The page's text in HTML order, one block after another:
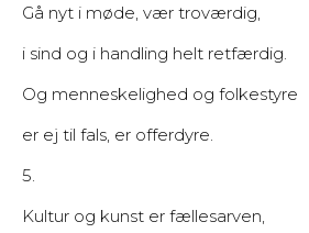
Gå nyt i møde, vær troværdig,
i sind og i handling helt retfærdig.
Og menneskelighed og folkestyre
er ej til fals, er offerdyre.
5.
Kultur og kunst er fællesarven,